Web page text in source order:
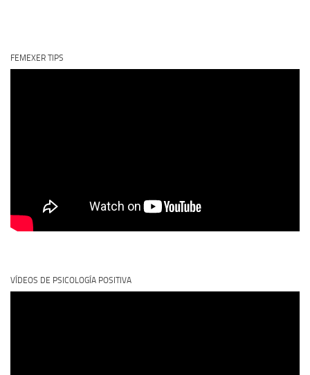
FEMEXER TIPS
VÍDEOS DE PSICOLOGÍA POSITIVA